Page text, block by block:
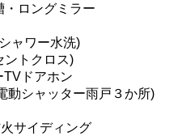
ロングミラー
ャワー水洗)
ントクロス)
TVドアホン
動シャッター雨戸３か所)
サイディング